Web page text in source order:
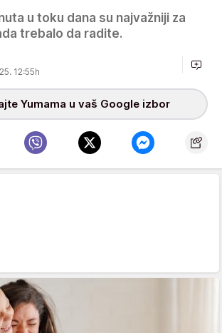
u toku dana su najvažniji za
trebalo da radite.
12:55h
Yumama u vaš Google izbor